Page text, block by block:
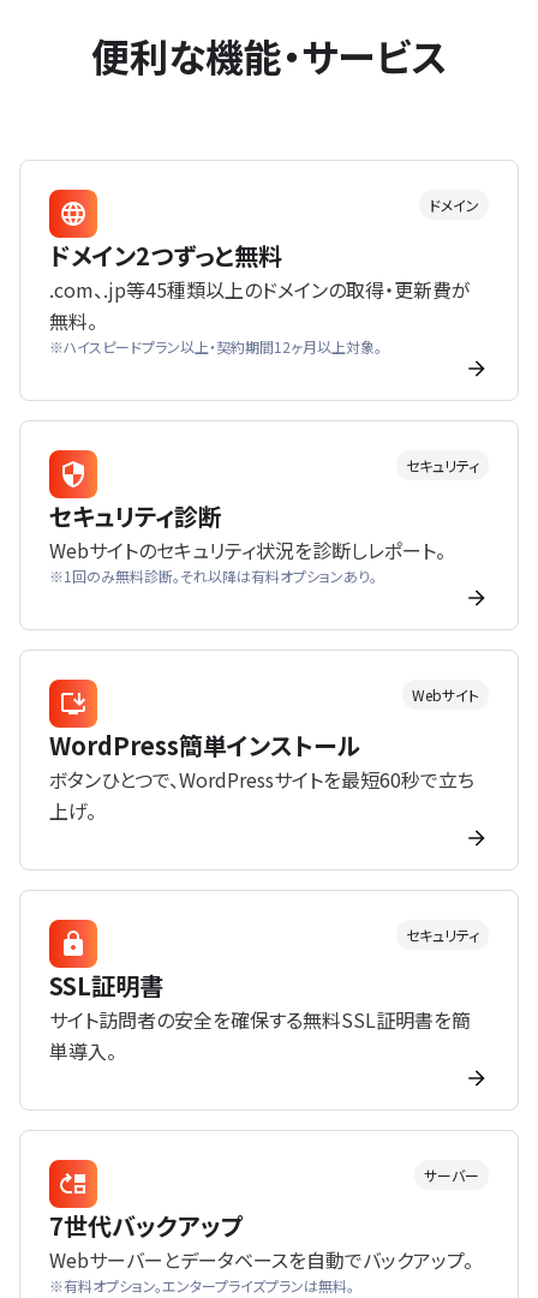
便利な機能・サービス
ドメイン
ドメイン2つずっと無料
.com、.jp等45種類以上のドメインの取得・更新費が
無料。
※ハイスピードプラン以上・契約期間12ヶ月以上対象。
セキュリティ
セキュリティ診断
Webサイトのセキュリティ状況を診断しレポート。
※1回のみ無料診断。それ以降は有料オプションあり。
Webサイト
WordPress簡単インストール
ボタンひとつで、WordPressサイトを最短60秒で立ち
上げ。
セキュリティ
SSL証明書
サイト訪問者の安全を確保する無料SSL証明書を簡
単導入。
サーバー
7世代バックアップ
Webサーバーとデータベースを自動でバックアップ。
※有料オプション。エンタープライズプランは無料。